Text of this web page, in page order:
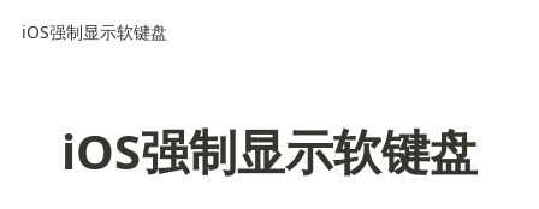
iOS强制显示软键盘
iOS强制显示软键盘